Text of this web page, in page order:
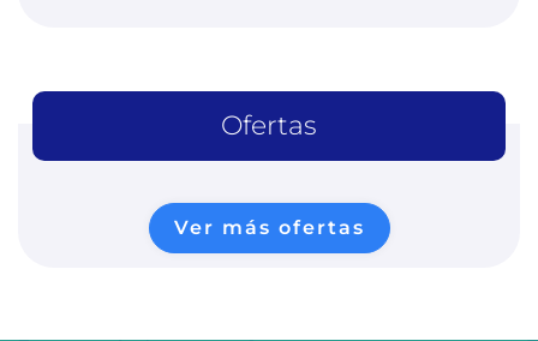
Ofertas
Ver más ofertas